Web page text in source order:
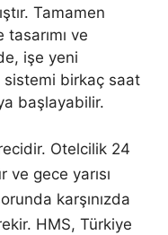
Tamamen
ve
işe yeni
birkaç saat
başlayabilir.
Otelcilik 24
gece yarısı
karşınızda
HMS, Türkiye